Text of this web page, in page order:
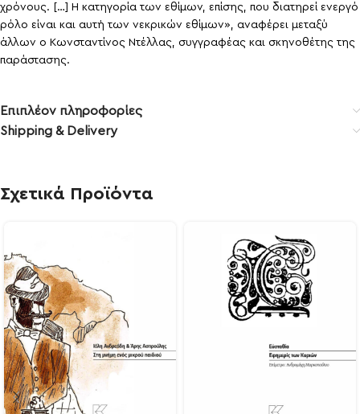
χρόνους. […] Η κατηγορία των εθίμων, επίσης, που διατηρεί ενεργό
ρόλο είναι και αυτή των νεκρικών εθίμων», αναφέρει μεταξύ
άλλων ο Κωνσταντίνος Ντέλλας, συγγραφέας και σκηνοθέτης της
παράστασης.
Επιπλέον πληροφορίες
Shipping & Delivery
Σχετικά Προϊόντα